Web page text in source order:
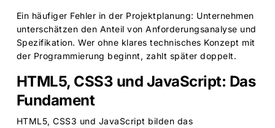
Ein häufiger Fehler in der Projektplanung: Unternehmen
unterschätzen den Anteil von Anforderungsanalyse und
Spezifikation. Wer ohne klares technisches Konzept mit
der Programmierung beginnt, zahlt später doppelt.
HTML5, CSS3 und JavaScript: Das
Fundament
HTML5, CSS3 und JavaScript bilden das